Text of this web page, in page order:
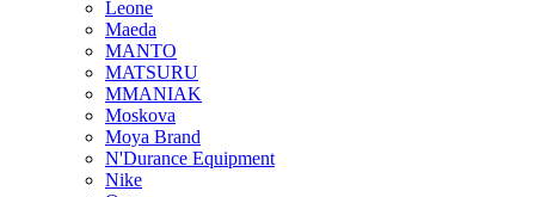
Leone
Maeda
MANTO
MATSURU
MMANIAK
Moskova
Moya Brand
N'Durance Equipment
Nike